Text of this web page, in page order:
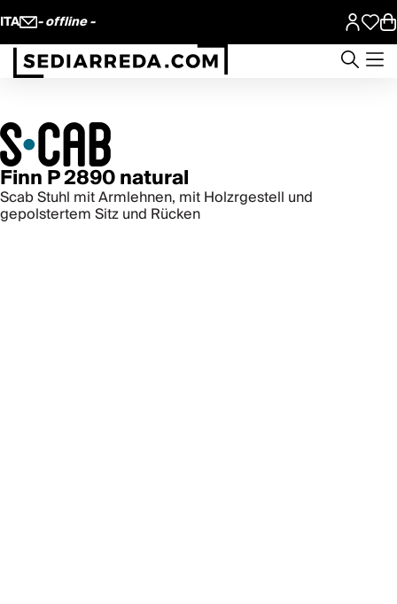
ITA - offline -
Finn P 2890 natural
Scab Stuhl mit Armlehnen, mit Holzrgestell und
gepolstertem Sitz und Rücken